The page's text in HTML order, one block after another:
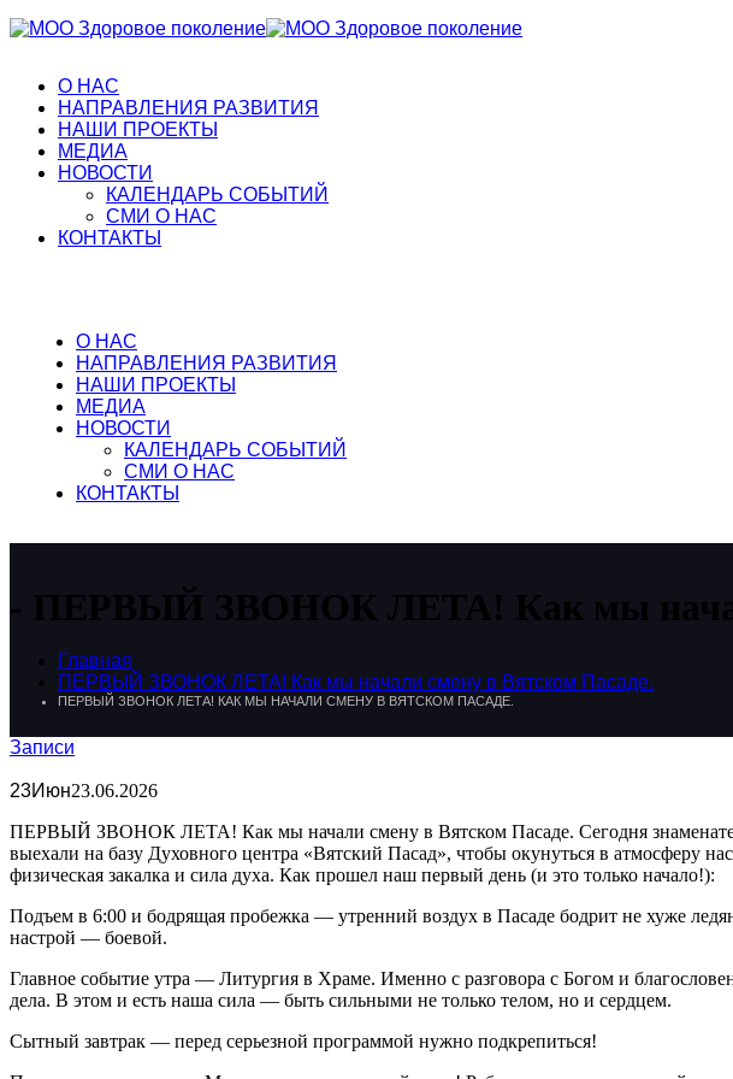
О НАС
НАПРАВЛЕНИЯ РАЗВИТИЯ
НАШИ ПРОЕКТЫ
МЕДИА
НОВОСТИ
КАЛЕНДАРЬ СОБЫТИЙ
СМИ О НАС
КОНТАКТЫ
О НАС
НАПРАВЛЕНИЯ РАЗВИТИЯ
НАШИ ПРОЕКТЫ
МЕДИА
НОВОСТИ
КАЛЕНДАРЬ СОБЫТИЙ
СМИ О НАС
КОНТАКТЫ
ПЕРВЫЙ ЗВОНОК ЛЕТА! Как мы
Главная
ПЕРВЫЙ ЗВОНОК ЛЕТА! Как мы начали смену в Вятском Пасаде.
ПЕРВЫЙ ЗВОНОК ЛЕТА! КАК МЫ НАЧАЛИ СМЕНУ В ВЯТСКОМ ПАСАДЕ.
Записи
23Июн23.06.2026
ПЕРВЫЙ ЗВОНОК ЛЕТА! Как мы начали смену в Вятском Пасаде. Сегодня
выехали на базу Духовного центра «Вятский Пасад», чтобы окунуться в атмосферу
физическая закалка и сила духа. Как прошел наш первый день (и это только начало!):
Подъем в 6:00 и бодрящая пробежка — утренний воздух в Пасаде бодрит не хуже
настрой — боевой.
Главное событие утра — Литургия в Храме. Именно с разговора с Богом и
дела. В этом и есть наша сила — быть сильными не только телом, но и сердцем.
Сытный завтрак — перед серьезной программой нужно подкрепиться!